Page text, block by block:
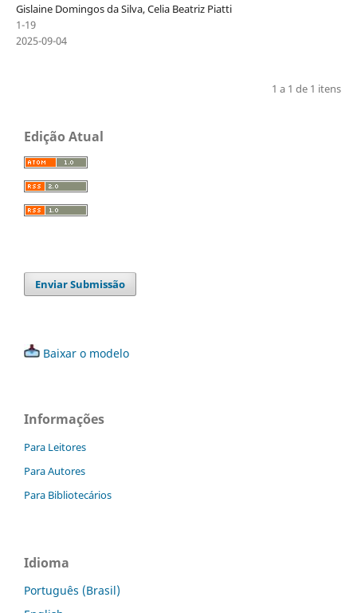
Gislaine Domingos da Silva, Celia Beatriz Piatti
1-19
2025-09-04
1 a 1 de 1 itens
Edição Atual
Enviar Submissão
Baixar o modelo
Informações
Para Leitores
Para Autores
Para Bibliotecários
Idioma
Português (Brasil)